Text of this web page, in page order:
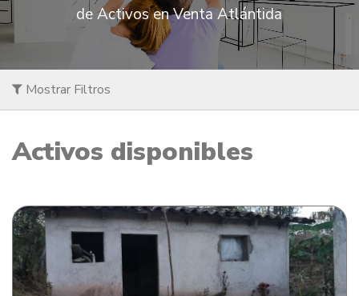
de Activos en Venta Atlántida
Mostrar Filtros
Activos disponibles